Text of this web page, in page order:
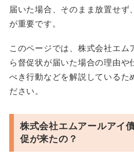
届いた場合、そのまま放置せず
が重要です。
このページでは、株式会社エム
ら督促状が届いた場合の理由や
べき行動などを解説しているた
ださい。
株式会社エムアールアイ
促が来たの？